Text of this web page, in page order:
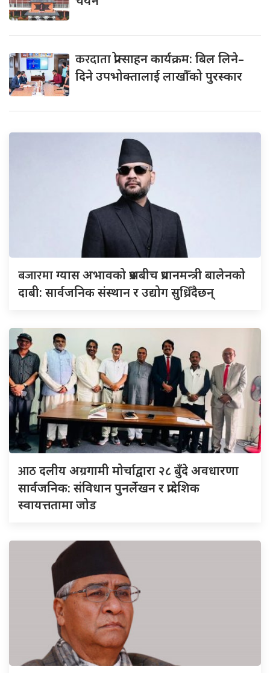
करदाताप्रोत्साहन कार्यक्रम: बिल लिने–
दिने उपभोक्तालाई लाखौँको पुरस्कार
बजारमाग्यास अभावको प्रश्नबीच प्रधानमन्त्री बालेनको
दाबी: सार्वजनिक संस्थान र उद्योग सुध्रिँदैछन्
आठदलीय अग्रगामी मोर्चाद्वारा २८ बुँदे अवधारणा
सार्वजनिक: संविधान पुनर्लेखन र प्रादेशिक
स्वायत्ततामा जोड